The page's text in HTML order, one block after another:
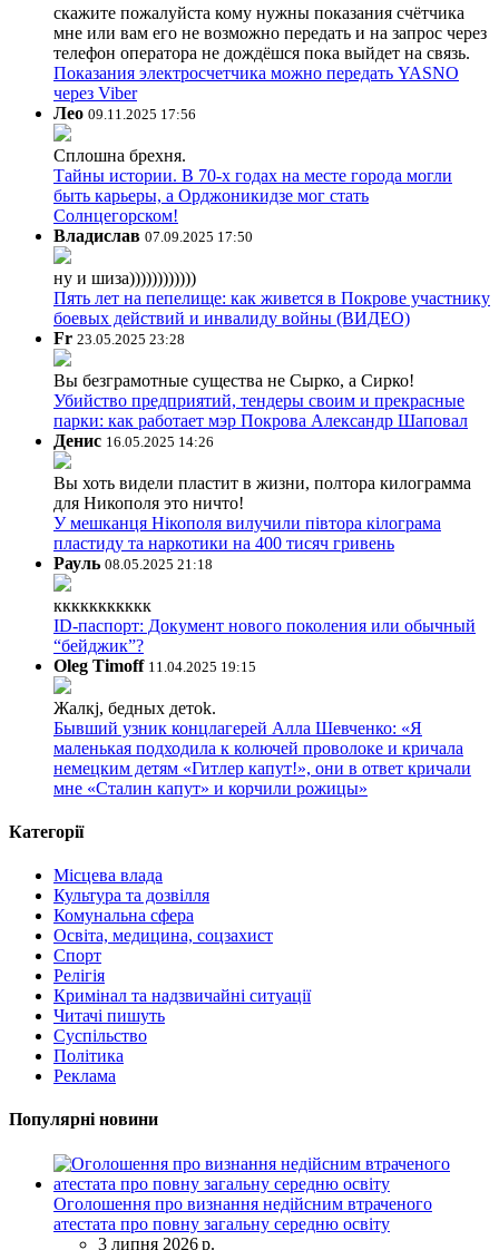
скажите пожалуйста кому нужны показания счётчика
мне или вам его не возможно передать и на запрос через
телефон оператора не дождёшся пока выйдет на связь.
Показания электросчетчика можно передать YASNO
через Viber
Лео 09.11.2025 17:56
Сплошна брехня.
Тайны истории. В 70-х годах на месте города могли
быть карьеры, а Орджоникидзе мог стать
Солнцегорском!
Владислав 07.09.2025 17:50
ну и шиза))))))))))))
Пять лет на пепелище: как живется в Покрове участнику
боевых действий и инвалиду войны (ВИДЕО)
Fr 23.05.2025 23:28
Вы безграмотные существа не Сырко, а Сирко!
Убийство предприятий, тендеры своим и прекрасные
парки: как работает мэр Покрова Александр Шаповал
Денис 16.05.2025 14:26
Вы хоть видели пластит в жизни, полтора килограмма
для Никополя это ничто!
У мешканця Нікополя вилучили півтора кілограма
пластиду та наркотики на 400 тисяч гривень
Рауль 08.05.2025 21:18
ккккккккккк
ID-паспорт: Документ нового поколения или обычный
“бейджик”?
Oleg Timoff 11.04.2025 19:15
Жалкj, бедных детok.
Бывший узник концлагерей Алла Шевченко: «Я
маленькая подходила к колючей проволоке и кричала
немецким детям «Гитлер капут!», они в ответ кричали
мне «Сталин капут» и корчили рожицы»
Категорії
Місцева влада
Культура та дозвілля
Комунальна сфера
Освіта, медицина, соцзахист
Спорт
Релігія
Кримінал та надзвичайні ситуації
Читачі пишуть
Суспільство
Політика
Реклама
Популярні новини
Оголошення про визнання недійсним втраченого
атестата про повну загальну середню освіту
3 липня 2026 р.